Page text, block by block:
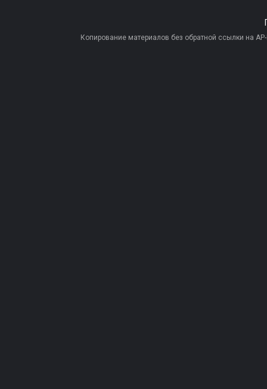
Копирование материалов без обратной ссылки на